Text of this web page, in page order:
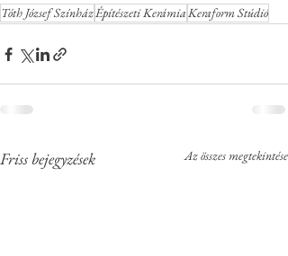
Tóth József SzínházÉpítészeti KerámiaKeraform Stúdió
Friss bejegyzések Az összes megtekintése